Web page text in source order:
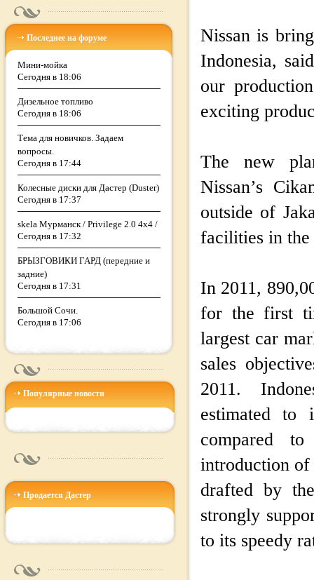
Последнее на форуме
Мини-мойка
Сегодня в 18:06
Дизельное топливо
Сегодня в 18:06
Тема для новичков. Задаем
вопросы.
Сегодня в 17:44
Колесные диски для Дастер (Duster)
Сегодня в 17:37
skela Мурманск / Privilege 2.0 4x4 /
Сегодня в 17:32
БРЫЗГОВИКИ ГАРД (передние и
задние)
Сегодня в 17:31
Большой Сочи.
Сегодня в 17:06
Популярные новости
Продается Дастер
Nissan is
Indonesia,
our
exciting
The new
Nissan’s
outside of
facilities in
In 2011,
for the first
largest car
sales
2011.
estimated to
compared
introduction of
drafted by
strongly
to its speedy